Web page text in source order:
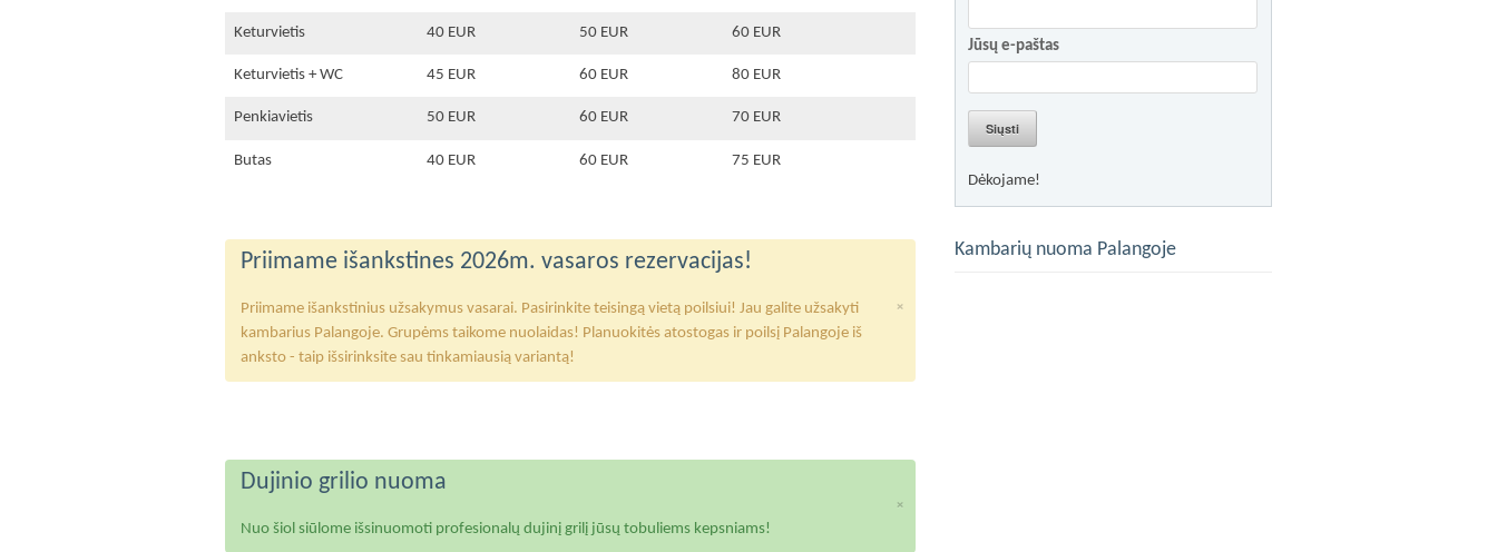
Keturvietis 40 EUR 50 EUR 60 EUR
Keturvietis + WC 45 EUR 60 EUR 80 EUR
Penkiavietis 50 EUR 60 EUR 70 EUR
Butas 40 EUR 60 EUR 75 EUR
×
Priimame išankstines 2026m. vasaros rezervacijas!
Priimame išankstinius užsakymus vasarai. Pasirinkite teisingą vietą poilsiui! Jau galite užsakyti
kambarius Palangoje. Grupėms taikome nuolaidas! Planuokitės atostogas ir poilsį Palangoje iš
anksto - taip išsirinksite sau tinkamiausią variantą!
×
Dujinio grilio nuoma
Nuo šiol siūlome išsinuomoti profesionalų dujinį grilį jūsų tobuliems kepsniams!
Jūsų e-paštas
Siųsti
Dėkojame!
Kambarių nuoma Palangoje